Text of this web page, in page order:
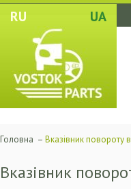
RU UA
Головна – Вказівник повороту
Вказівник